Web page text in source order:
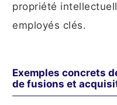
propriété
employés clés.
Exemples concrets
de fusions et